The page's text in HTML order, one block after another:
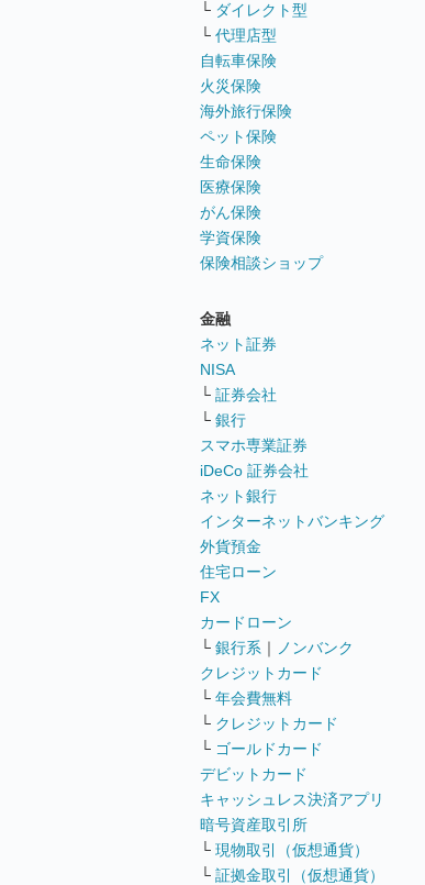
└ ダイレクト型
└ 代理店型
自転車保険
火災保険
海外旅行保険
ペット保険
生命保険
医療保険
がん保険
学資保険
保険相談ショップ
金融
ネット証券
NISA
└ 証券会社
└ 銀行
スマホ専業証券
iDeCo 証券会社
ネット銀行
インターネットバンキング
外貨預金
住宅ローン
FX
カードローン
└ 銀行系 ｜
ノンバンク
クレジットカード
└ 年会費無料
└ クレジットカード
└ ゴールドカード
デビットカード
キャッシュレス決済アプリ
暗号資産取引所
└ 現物取引（仮想通貨）
└ 証拠金取引（仮想通貨）